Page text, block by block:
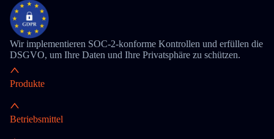
Wir implementieren SOC-2-konforme Kontrollen und erfüllen die
DSGVO, um Ihre Daten und Ihre Privatsphäre zu schützen.
Produkte
Betriebsmittel